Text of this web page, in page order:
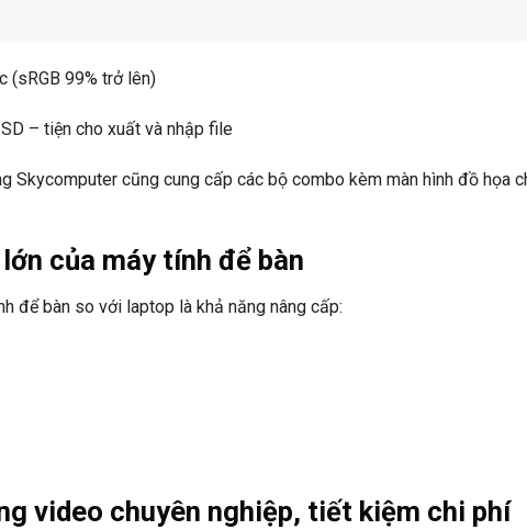
(sRGB 99% trở lên)
– tiện cho xuất và nhập file
Skycomputer cũng cung cấp các bộ combo kèm màn hình đồ họa
của máy tính để bàn
để bàn so với laptop là khả năng nâng cấp:
video chuyên nghiệp, tiết kiệm chi phí